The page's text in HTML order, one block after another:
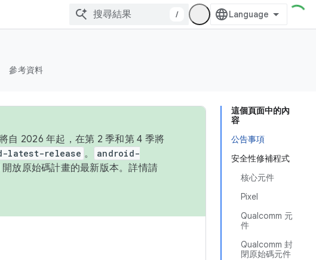
/
參考資料
這個頁面中的內
容
公告事項
安全性修補程式
核心元件
Pixel
Qualcomm 元
件
Qualcomm 封
閉原始碼元件
自 2026 年起，在第 2 季和第 4 季將
latest-release 。
android-
放原始碼計畫的最新版本。詳情請